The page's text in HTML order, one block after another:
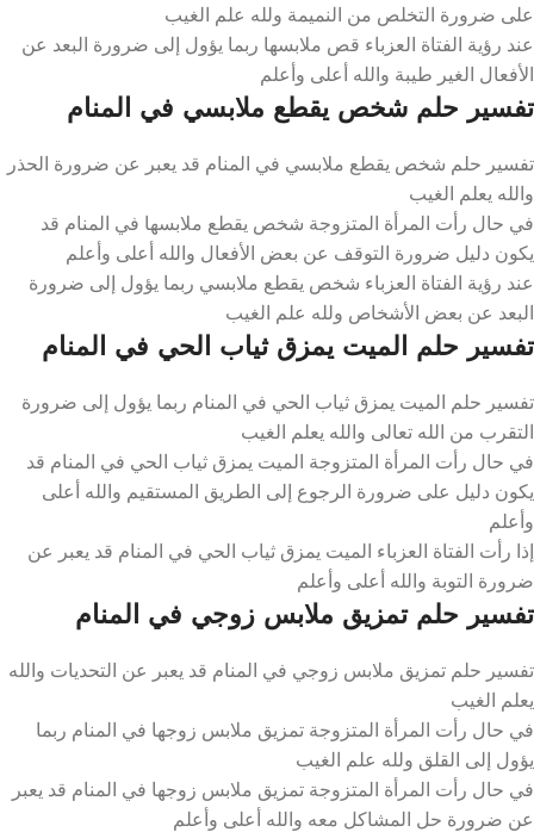
على ضرورة التخلص من النميمة ولله علم الغيب
عند رؤية الفتاة العزباء قص ملابسها ربما يؤول إلى ضرورة البعد عن
الأفعال الغير طيبة والله أعلى وأعلم
تفسير حلم شخص يقطع ملابسي في المنام
تفسير حلم شخص يقطع ملابسي في المنام قد يعبر عن ضرورة الحذر
والله يعلم الغيب
في حال رأت المرأة المتزوجة شخص يقطع ملابسها في المنام قد
يكون دليل ضرورة التوقف عن بعض الأفعال والله أعلى وأعلم
عند رؤية الفتاة العزباء شخص يقطع ملابسي ربما يؤول إلى ضرورة
البعد عن بعض الأشخاص ولله علم الغيب
تفسير حلم الميت يمزق ثياب الحي في المنام
تفسير حلم الميت يمزق ثياب الحي في المنام ربما يؤول إلى ضرورة
التقرب من الله تعالى والله يعلم الغيب
في حال رأت المرأة المتزوجة الميت يمزق ثياب الحي في المنام قد
يكون دليل على ضرورة الرجوع إلى الطريق المستقيم والله أعلى
وأعلم
إذا رأت الفتاة العزباء الميت يمزق ثياب الحي في المنام قد يعبر عن
ضرورة التوبة والله أعلى وأعلم
تفسير حلم تمزيق ملابس زوجي في المنام
تفسير حلم تمزيق ملابس زوجي في المنام قد يعبر عن التحديات والله
يعلم الغيب
في حال رأت المرأة المتزوجة تمزيق ملابس زوجها في المنام ربما
يؤول إلى القلق ولله علم الغيب
في حال رأت المرأة المتزوجة تمزيق ملابس زوجها في المنام قد يعبر
عن ضرورة حل المشاكل معه والله أعلى وأعلم